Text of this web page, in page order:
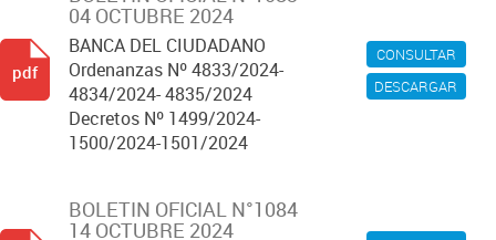
CONSULTAR
DESCARGAR
04 OCTUBRE 2024
BANCA DEL CIUDADANO
Ordenanzas Nº 4833/2024-
4834/2024- 4835/2024
Decretos Nº 1499/2024-
1500/2024-1501/2024
pdf
BOLETIN OFICIAL N°1084
14 OCTUBRE 2024